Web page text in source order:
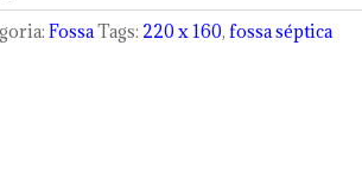
FossaTags: 220 x 160, fossa séptica